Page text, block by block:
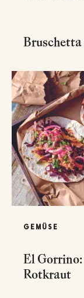
GEMÜSE
El Gorrino:
Rotkraut